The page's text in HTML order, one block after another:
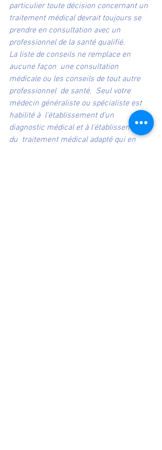
particulier toute décision concernant un
traitement médical devrait toujours se
prendre en consultation avec un
professionnel de la santé qualifié.
La liste de conseils ne remplace en
aucune façon  une consultation
médicale ou les conseils de tout autre
professionnel  de santé.  Seul votre
médecin généraliste ou spécialiste est
habilité à  l’établissement d’un
diagnostic médical et à l’établissement
du  traitement médical adapté qui en